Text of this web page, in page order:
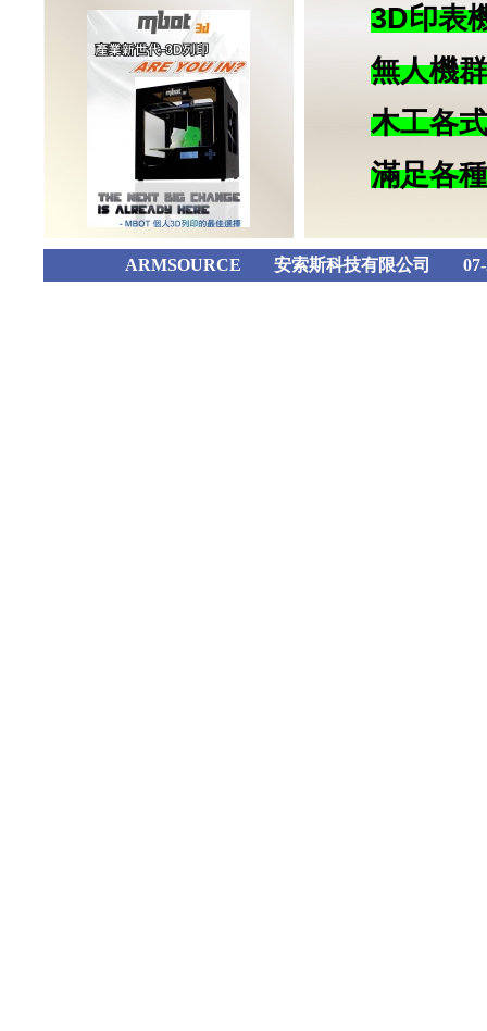
3D印表
無人機
木工各
滿足各
ARMSOURCE 安索斯科技有限公司